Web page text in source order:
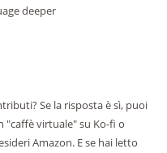
deeper
Se la risposta è sì, puoi
virtuale" su Ko-fi o
Amazon. E se hai letto